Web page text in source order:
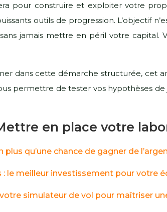
pour construire et exploiter votre
outils de progression. L’objectif
jamais mettre en péril votre
dans cette démarche structurée, cet
permettre de tester vos hypothèses de
en place votre
plus qu’une chance de gagner de
: le meilleur investissement pour votre
simulateur de vol pour maîtriser